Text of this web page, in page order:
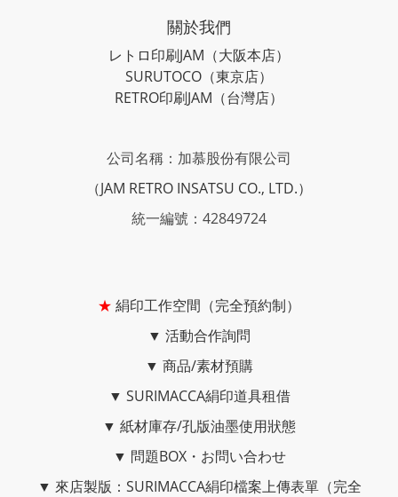
關於我們
レトロ印刷JAM （大阪本店）
SURUTOCO （東京店）
RETRO印刷JAM （台灣店）
公司名稱：加慕股份有限公司
（JAM RETRO INSATSU CO., LTD.）
統一編號：42849724
★ 絹印工作空間（完全預約制）
▼ 活動合作詢問
▼ 商品/素材預購
▼ SURIMACCA絹印道具租借
▼ 紙材庫存/孔版油墨使用狀態
▼ 問題BOX・お問い合わせ
▼ 來店製版：SURIMACCA絹印檔案上傳表單（完全